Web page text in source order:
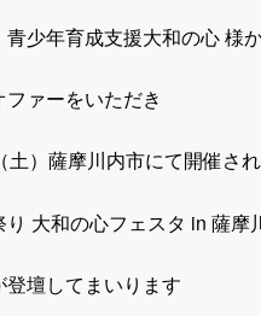
青少年育成支援大和の心 様
ファーをいただき
土）薩摩川内市にて開催さ
り 大和の心フェスタ in 薩摩
登壇してまいります